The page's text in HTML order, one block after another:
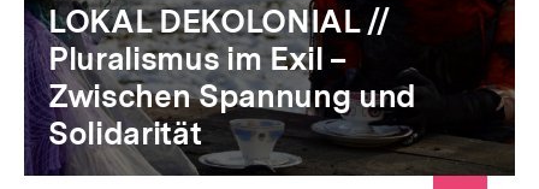
LOKAL DEKOLONIAL //
Pluralismus im Exil –
Zwischen Spannung und
Solidarität